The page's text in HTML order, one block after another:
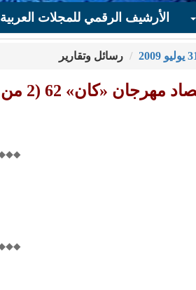
الأرشيف الرقمي للمجلات العربية
رسائل وتقارير
«كان» 62 (2 من 2)